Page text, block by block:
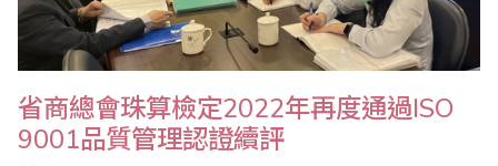
省商總會珠算檢定2022年再度通過ISO
9001品質管理認證續評